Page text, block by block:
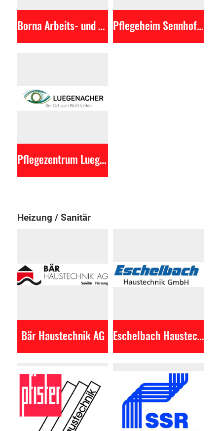
Borna Arbeits- und Wohngenossenschaft Pflegeheim Sennhof AG
Pflegezentrum Luegenacher AG
Heizung / Sanitär
Bär Haustechnik AG Eschelbach Haustechnik GmbH